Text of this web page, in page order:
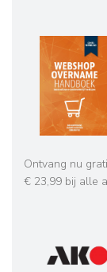
Ontvang nu
€ 23,99 bij alle